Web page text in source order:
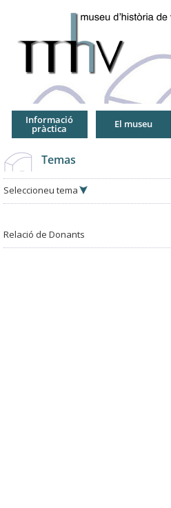
Informació
pràctica El museu
Temas
Seleccioneu tema
Relació de Donants